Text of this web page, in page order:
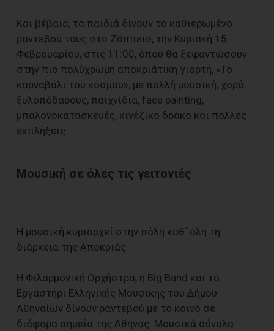
Και βέβαια, τα παιδιά δίνουν το καθιερωμένο
ραντεβού τους στο Ζάππειο, την Κυριακή 15
Φεβρουαρίου, στις 11:00, όπου θα ξεφαντώσουν
στην πιο πολύχρωμη αποκριάτικη γιορτή, «Το
καρναβάλι του κόσμου», με πολλή μουσική, χορό,
ξυλοπόδαρους, παιχνίδια, face painting,
μπαλονοκατασκευές, κινέζικο δράκο και πολλές
εκπλήξεις.
Μουσική σε όλες τις γειτονιές
Η μουσική κυριαρχεί στην πόλη καθ΄ όλη τη
διάρκεια της Αποκριάς.
Η Φιλαρμονική Ορχήστρα, η Big Band και το
Εργαστήρι Ελληνικής Μουσικής του Δήμου
Αθηναίων δίνουν ραντεβού με το κοινό σε
διάφορα σημεία της Αθήνας. Μουσικά σύνολα